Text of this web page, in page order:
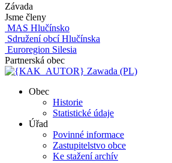
Závada
Jsme členy
MAS Hlučínsko
Sdružení obcí Hlučínska
Euroregion Silesia
Partnerská obec
Zawada (PL)
Obec
Historie
Statistické údaje
Úřad
Povinné informace
Zastupitelstvo obce
Ke stažení archív